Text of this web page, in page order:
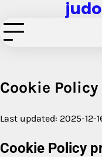
to
content
Cookie Policy
Last updated: 2025-12-
Cookie Policy